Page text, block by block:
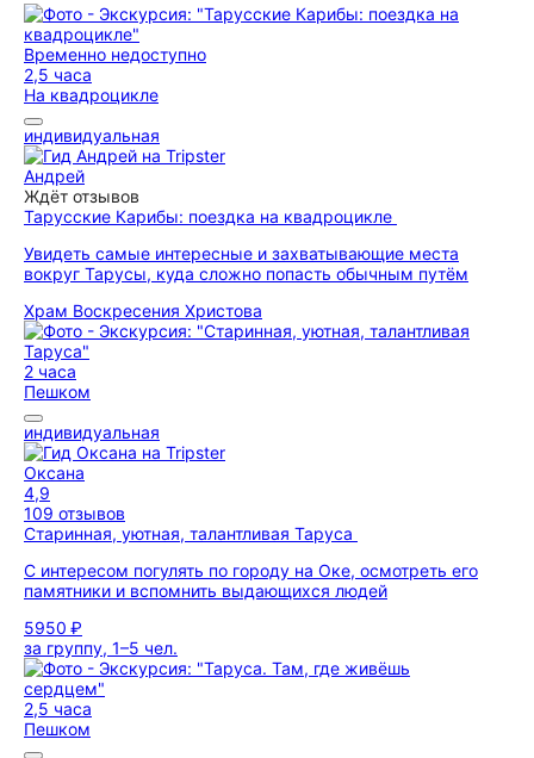
Временно недоступно
2,5 часа
На квадроцикле
индивидуальная
Андрей
Ждёт отзывов
Тарусские Карибы: поездка на квадроцикле
Увидеть самые интересные и захватывающие места
вокруг Тарусы, куда сложно попасть обычным путём
Храм Воскресения Христова
2 часа
Пешком
индивидуальная
Оксана
4,9
109 отзывов
Старинная, уютная, талантливая Таруса
С интересом погулять по городу на Оке, осмотреть его
памятники и вспомнить выдающихся людей
5950 ₽
за группу, 1–5 чел.
2,5 часа
Пешком